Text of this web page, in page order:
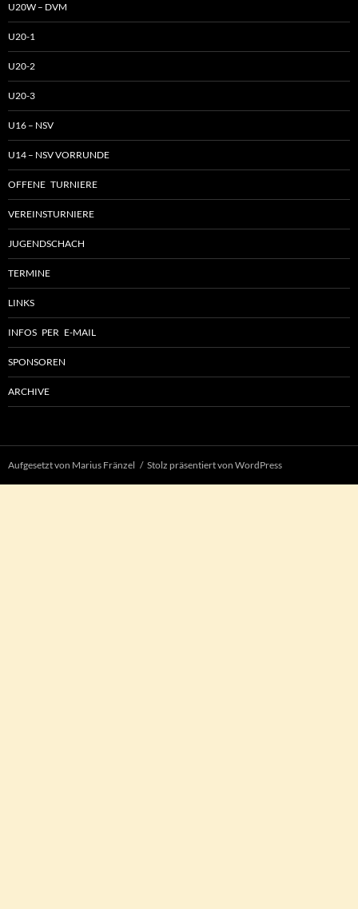
U20W – DVM
U20-1
U20-2
U20-3
U16 – NSV
U14 – NSV VORRUNDE
OFFENE TURNIERE
VEREINSTURNIERE
JUGENDSCHACH
TERMINE
LINKS
INFOS PER E-MAIL
SPONSOREN
ARCHIVE
Aufgesetzt von Marius Fränzel Stolz präsentiert von WordPress